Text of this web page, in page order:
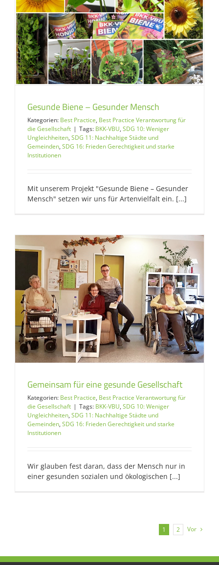
Gesunde Biene – Gesunder Mensch
Kategorien: Best Practice, Best Practice Verantwortung für
die Gesellschaft | Tags: BKK-VBU, SDG 10: Weniger
Ungleichheiten, SDG 11: Nachhaltige Städte und
Gemeinden, SDG 16: Frieden Gerechtigkeit und starke
Institutionen
Mit unserem Projekt "Gesunde Biene – Gesunder
Mensch" setzen wir uns für Artenvielfalt ein. [...]
Gemeinsam für eine gesunde Gesellschaft
Kategorien: Best Practice, Best Practice Verantwortung für
die Gesellschaft | Tags: BKK-VBU, SDG 10: Weniger
Ungleichheiten, SDG 11: Nachhaltige Städte und
Gemeinden, SDG 16: Frieden Gerechtigkeit und starke
Institutionen
Wir glauben fest daran, dass der Mensch nur in
einer gesunden sozialen und ökologischen [...]
1 2 Vor